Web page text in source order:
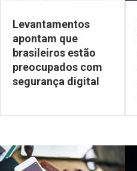
Levantamentos
apontam que
brasileiros estão
preocupados com
segurança digital